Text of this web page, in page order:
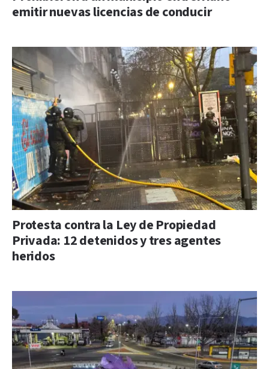
emitir nuevas licencias de conducir
Protesta contra la Ley de Propiedad
Privada: 12 detenidos y tres agentes
heridos